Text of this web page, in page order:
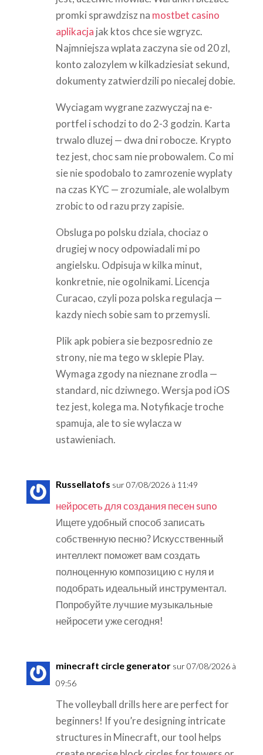
promki sprawdzisz na mostbet casino
aplikacja jak ktos chce sie wgryzc.
Najmniejsza wplata zaczyna sie od 20 zl,
konto zalozylem w kilkadziesiat sekund,
dokumenty zatwierdzili po niecalej dobie.
Wyciagam wygrane zazwyczaj na e-
portfel i schodzi to do 2-3 godzin. Karta
trwalo dluzej — dwa dni robocze. Krypto
tez jest, choc sam nie probowalem. Co mi
sie nie spodobalo to zamrozenie wyplaty
na czas KYC — zrozumiale, ale wolalbym
zrobic to od razu przy zapisie.
Obsluga po polsku dziala, chociaz o
drugiej w nocy odpowiadali mi po
angielsku. Odpisuja w kilka minut,
konkretnie, nie ogolnikami. Licencja
Curacao, czyli poza polska regulacja —
kazdy niech sobie sam to przemysli.
Plik apk pobiera sie bezposrednio ze
strony, nie ma tego w sklepie Play.
Wymaga zgody na nieznane zrodla —
standard, nic dziwnego. Wersja pod iOS
tez jest, kolega ma. Notyfikacje troche
spamuja, ale to sie wylacza w
ustawieniach.
Russellatofs sur 07/08/2026 à 11:49
нейросеть для создания песен suno
Ищете удобный способ записать
собственную песню? Искусственный
интеллект поможет вам создать
полноценную композицию с нуля и
подобрать идеальный инструментал.
Попробуйте лучшие музыкальные
нейросети уже сегодня!
minecraft circle generator sur 07/08/2026 à
09:56
The volleyball drills here are perfect for
beginners! If you’re designing intricate
structures in Minecraft, our tool helps